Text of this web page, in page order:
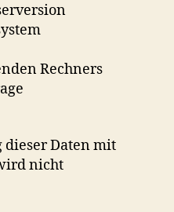
Rechners
Daten mit
nicht